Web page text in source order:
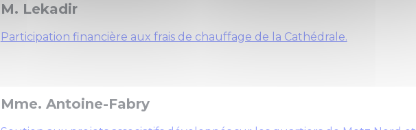
M. Lekadir
Participation financière aux frais de chauffage de la Cathédrale.
Mme. Antoine-Fabry